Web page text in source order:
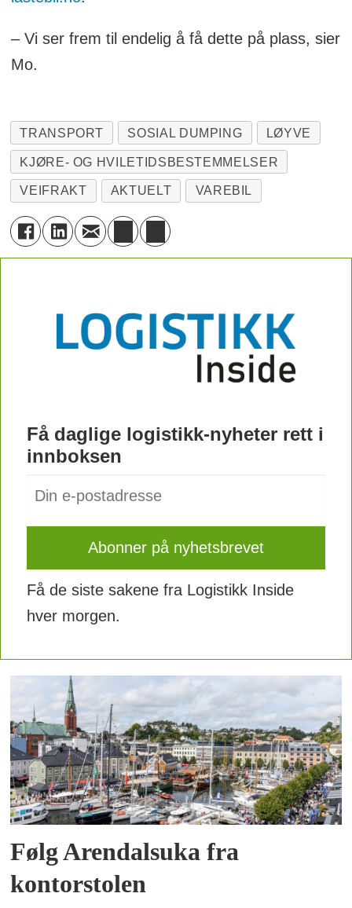
– Vi ser frem til endelig å få dette på plass, sier
Mo.
TRANSPORT SOSIAL DUMPING LØYVE
KJØRE- OG HVILETIDSBESTEMMELSER
VEIFRAKT AKTUELT VAREBIL
Få daglige logistikk-nyheter rett i
innboksen
Få de siste sakene fra Logistikk Inside
hver morgen.
Følg Arendalsuka fra
kontorstolen